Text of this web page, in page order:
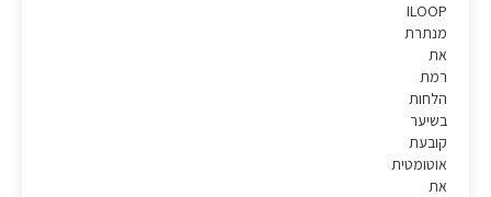
ILOOP
מנתרת
את
רמת
הלחות
בשיער
קובעת
אוטומטית
את